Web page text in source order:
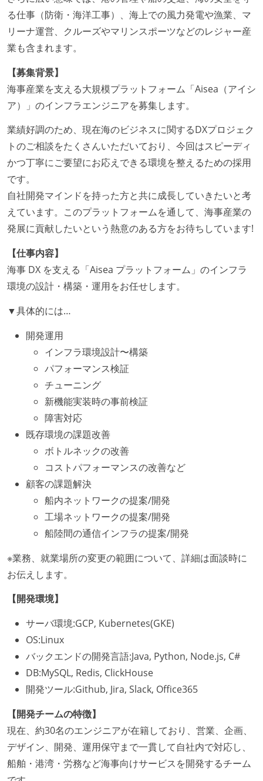
る仕事（防衛・海洋工事）、海上での風力発電や漁業、マ
リーナ運営、クルーズやマリンスポーツなどのレジャー産
業も含まれます。
【募集背景】
海事産業を支える大規模プラットフォーム「Aisea（アイシ
ア）」のインフラエンジニアを募集します。
業績好調のため、現在海のビジネスに関するDXプロジェク
トのご相談をたくさんいただいており、今回はスピーディ
かつ丁寧にご要望にお応えできる環境を整えるための採用
です。
自社開発マインドを持った方と共に成長していきたいと考
えています。このプラットフォームを通して、海事産業の
発展に貢献したいという熱意のある方をお待ちしています!
【仕事内容】
海事 DX を支える「Aisea プラットフォーム」のインフラ
環境の設計・構築・運用をお任せします。
▼具体的には…
開発運用
インフラ環境設計〜構築
パフォーマンス検証
チューニング
新機能実装時の事前検証
障害対応
既存環境の課題改善
ボトルネックの改善
コストパフォーマンスの改善など
顧客の課題解決
船内ネットワークの提案/開発
工場ネットワークの提案/開発
船陸間の通信インフラの提案/開発
※業務、就業場所の変更の範囲について、詳細は面談時に
お伝えします。
【開発環境】
サーバ環境:GCP, Kubernetes(GKE)
OS:Linux
バックエンドの開発言語:Java, Python, Node.js, C#
DB:MySQL, Redis, ClickHouse
開発ツール:Github, Jira, Slack, Office365
【開発チームの特徴】
現在、約30名のエンジニアが在籍しており、営業、企画、
デザイン、開発、運用保守まで一貫して自社内で対応し、
船舶・港湾・労務など海事向けサービスを開発するチーム